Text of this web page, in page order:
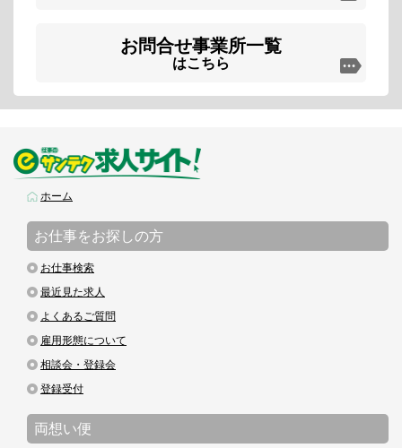
お問合せ事業所一覧
はこちら
ホーム
お仕事をお探しの方
お仕事検索
最近見た求人
よくあるご質問
雇用形態について
相談会・登録会
登録受付
両想い便